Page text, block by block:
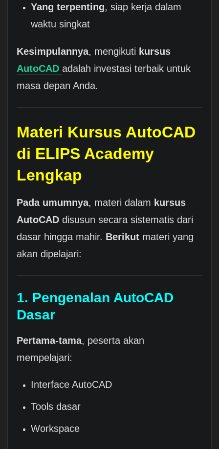
Yang terpenting, siap kerja dalam
waktu singkat
Kesimpulannya, mengikuti kursus
AutoCAD adalah investasi terbaik untuk
masa depan Anda.
Materi Kursus AutoCAD
di ELIPS Academy
Lengkap
Pada umumnya, materi dalam kursus
AutoCAD disusun secara sistematis dari
dasar hingga mahir. Berikutmateri yang
akan dipelajari:
1. Pengenalan AutoCAD
Dasar
Pertama-tama, peserta akan
mempelajari:
Interface AutoCAD
Tools dasar
Workspace